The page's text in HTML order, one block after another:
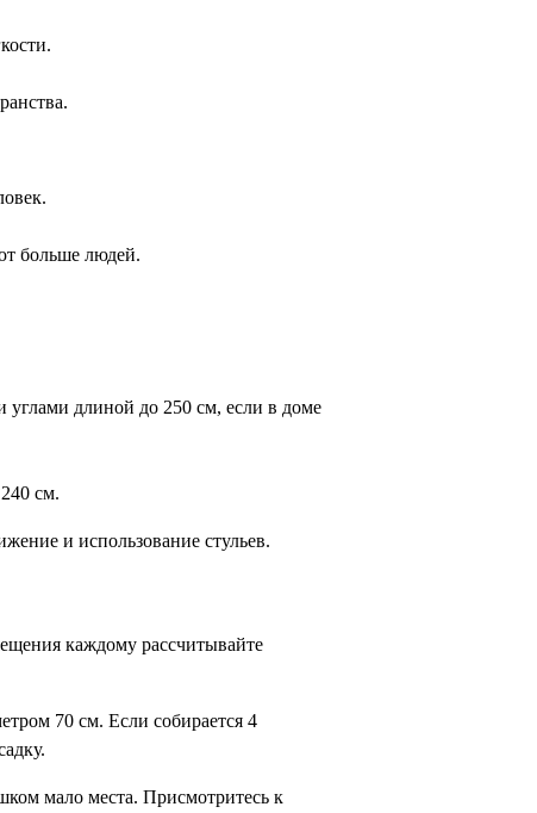
больше людей.
длиной до 250 см, если в доме
см.
и использование стульев.
каждому рассчитывайте
70 см. Если собирается 4
мало места. Присмотритесь к